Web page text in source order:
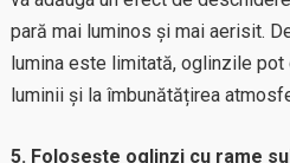
pară mai luminos și mai aerisit.
lumina este limitată, oglinzile pot
luminii și la îmbunătățirea
5. Folosește oglinzi cu rame